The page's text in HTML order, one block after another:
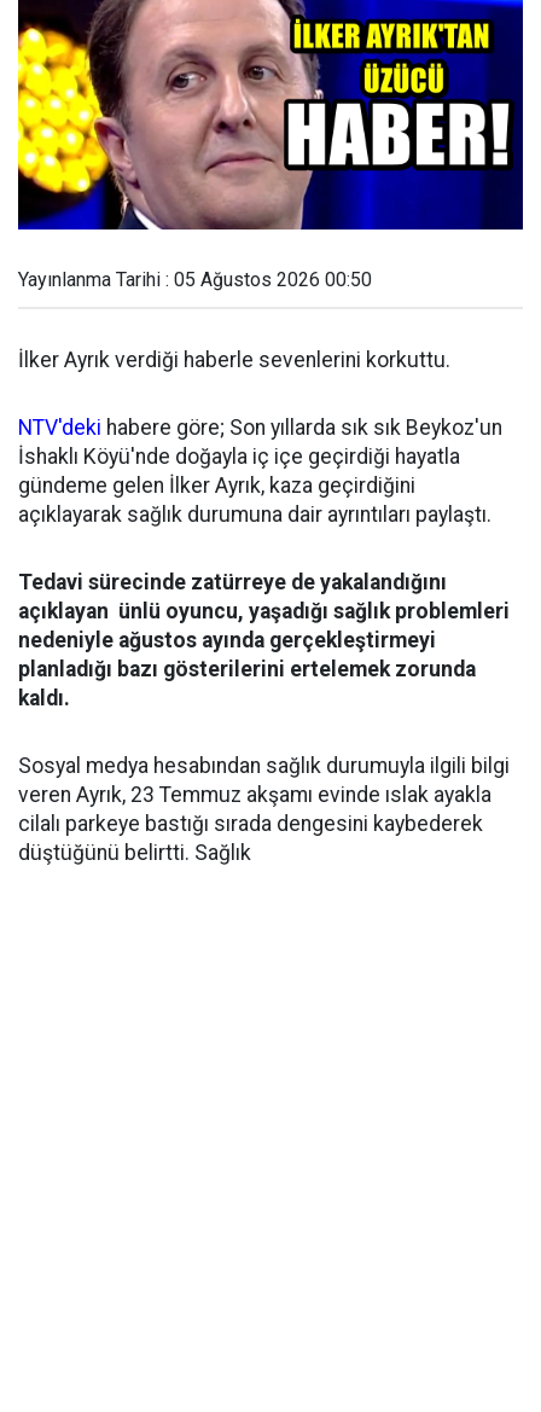
Yayınlanma Tarihi : 05 Ağustos 2026 00:50
İlker Ayrık verdiği haberle sevenlerini korkuttu.
NTV'deki habere göre; Son yıllarda sık sık Beykoz'un
İshaklı Köyü'nde doğayla iç içe geçirdiği hayatla
gündeme gelen İlker Ayrık, kaza geçirdiğini
açıklayarak sağlık durumuna dair ayrıntıları paylaştı.
Tedavi sürecinde zatürreye de yakalandığını
açıklayan ünlü oyuncu, yaşadığı sağlık problemleri
nedeniyle ağustos ayında gerçekleştirmeyi
planladığı bazı gösterilerini ertelemek zorunda
kaldı.
Sosyal medya hesabından sağlık durumuyla ilgili bilgi
veren Ayrık, 23 Temmuz akşamı evinde ıslak ayakla
cilalı parkeye bastığı sırada dengesini kaybederek
düştüğünü belirtti. Sağlık